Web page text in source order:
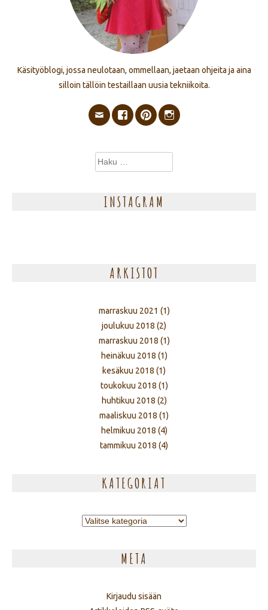
Käsityöblogi, jossa neulotaan, ommellaan, jaetaan ohjeita ja aina
silloin tällöin testaillaan uusia tekniikoita.
Haku:
INSTAGRAM
ARKISTOT
marraskuu 2021 (1)
joulukuu 2018 (2)
marraskuu 2018 (1)
heinäkuu 2018 (1)
kesäkuu 2018 (1)
toukokuu 2018 (1)
huhtikuu 2018 (2)
maaliskuu 2018 (1)
helmikuu 2018 (4)
tammikuu 2018 (4)
KATEGORIAT
Kategoriat
META
Kirjaudu sisään